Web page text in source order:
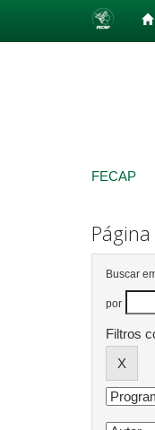
FECAP
Buscar
por
Filtros